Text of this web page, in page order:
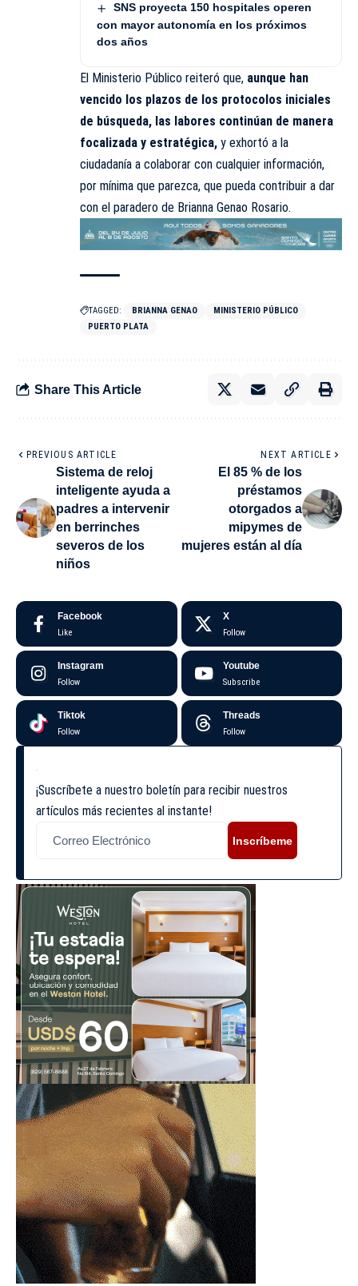
SNS proyecta 150 hospitales operen
con mayor autonomía en los próximos
dos años
El Ministerio Público reiteró que, aunque han
vencido los plazos de los protocolos iniciales
de búsqueda, las labores continúan de manera
focalizada y estratégica, y exhortó a la
ciudadanía a colaborar con cualquier información,
por mínima que parezca, que pueda contribuir a dar
con el paradero de Brianna Genao Rosario.
TAGGED: BRIANNA GENAO
MINISTERIO PÚBLICO
PUERTO PLATA
Share This Article
PREVIOUS ARTICLE
Sistema de reloj
inteligente ayuda a
padres a intervenir
en berrinches
severos de los
niños
NEXT ARTICLE
El 85 % de los
préstamos
otorgados a
mipymes de
mujeres están al día
Facebook
Like
X
Follow
Instagram
Follow
Youtube
Subscribe
Tiktok
Follow
Threads
Follow
¡Suscríbete a nuestro boletín para recibir nuestros
artículos más recientes al instante!
Inscríbeme